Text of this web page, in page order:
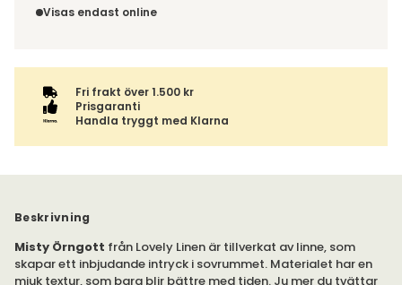
varan ihop med andra produkter skickas hela ordern
order, enligtdistansavtalslagen.
Visas endast online
Fri frakt över 1.500 kr
Prisgaranti
Handla tryggt med Klarna
Beskrivning
Misty Örngott från Lovely Linen är tillverkat av linne, som
skapar ett inbjudande intryck i sovrummet. Materialet har en
mjuk textur, som bara blir bättre med tiden. Ju mer du tvättar